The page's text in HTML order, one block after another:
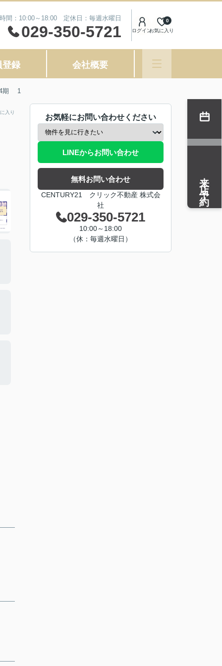
間：10:00～18:00 定休日：毎週水曜日
029-350-5721 ログインお気に入り
0
登録 会社概要
4期 1
入り
お気軽にお問い合わせください
LINEからお問い合わせ
無料お問い合わせ
CENTURY21 クリック不動産 株式会
社
029-350-5721
10:00～18:00
（休：毎週水曜日）
来店予約